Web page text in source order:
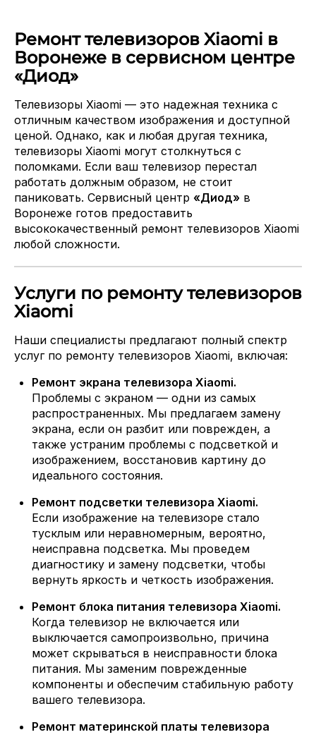
Ремонт телевизоров Xiaomi в
Воронеже в сервисном центре
«Диод»
Телевизоры Xiaomi — это надежная техника с
отличным качеством изображения и доступной
ценой. Однако, как и любая другая техника,
телевизоры Xiaomi могут столкнуться с
поломками. Если ваш телевизор перестал
работать должным образом, не стоит
паниковать. Сервисный центр «Диод» в
Воронеже готов предоставить
высококачественный ремонт телевизоров Xiaomi
любой сложности.
Услуги по ремонту телевизоров
Xiaomi
Наши специалисты предлагают полный спектр
услуг по ремонту телевизоров Xiaomi, включая:
Ремонт экрана телевизора Xiaomi.
Проблемы с экраном — одни из самых
распространенных. Мы предлагаем замену
экрана, если он разбит или поврежден, а
также устраним проблемы с подсветкой и
изображением, восстановив картину до
идеального состояния.
Ремонт подсветки телевизора Xiaomi.
Если изображение на телевизоре стало
тусклым или неравномерным, вероятно,
неисправна подсветка. Мы проведем
диагностику и замену подсветки, чтобы
вернуть яркость и четкость изображения.
Ремонт блока питания телевизора Xiaomi.
Когда телевизор не включается или
выключается самопроизвольно, причина
может скрываться в неисправности блока
питания. Мы заменим поврежденные
компоненты и обеспечим стабильную работу
вашего телевизора.
Ремонт материнской платы телевизора